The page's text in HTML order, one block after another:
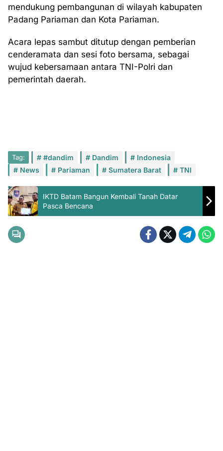
mendukung pembangunan di wilayah kabupaten
Padang Pariaman dan Kota Pariaman.
Acara lepas sambut ditutup dengan pemberian
cenderamata dan sesi foto bersama, sebagai
wujud kebersamaan antara TNI-Polri dan
pemerintah daerah.
Tag: #dandim Dandim
Indonesia
News
Pariaman Sumatera Barat TNI
IKTD Batam Bangun Kembali Tanah Datar
Pasca Bencana